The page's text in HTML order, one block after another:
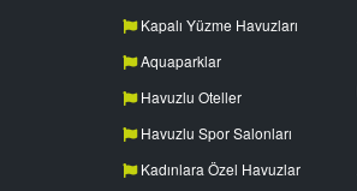
Kapalı Yüzme Havuzları
Aquaparklar
Havuzlu Oteller
Havuzlu Spor Salonları
Kadınlara Özel Havuzlar